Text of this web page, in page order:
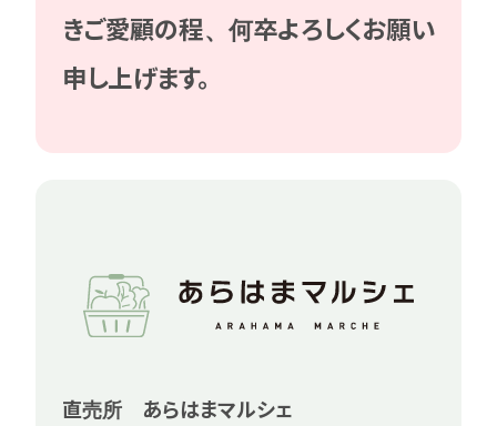
きご愛顧の程、何卒よろしくお願い
申し上げます。
直売所 あらはまマルシェ